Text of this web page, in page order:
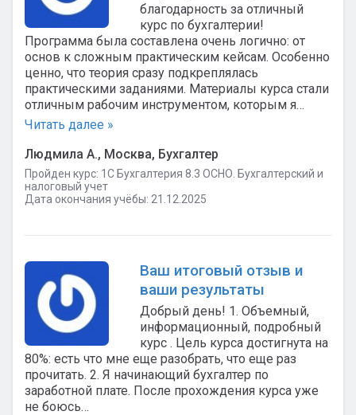
благодарность за отличный
курс по бухгалтерии!
Программа была составлена очень логично: от
основ к сложным практическим кейсам. Особенно
ценно, что теория сразу подкреплялась
практическими заданиями. Материалы курса стали
отличным рабочим инструментом, которым я…
Читать далее »
Людмила А., Москва, Бухгалтер
Пройден курс: 1C Бухгалтерия 8.3 ОСНО. Бухгалтерский и
налоговый учет
Дата окончания учёбы: 21.12.2025
Ваш итоговый отзыв и
ваши результаты
Добрый день! 1. Объемный,
информационный, подробный
курс . Цель курса достигнута на
80%: есть что мне еще разобрать, что еще раз
прочитать. 2. Я начинающий бухгалтер по
заработной плате. После прохождения курса уже
не боюсь…